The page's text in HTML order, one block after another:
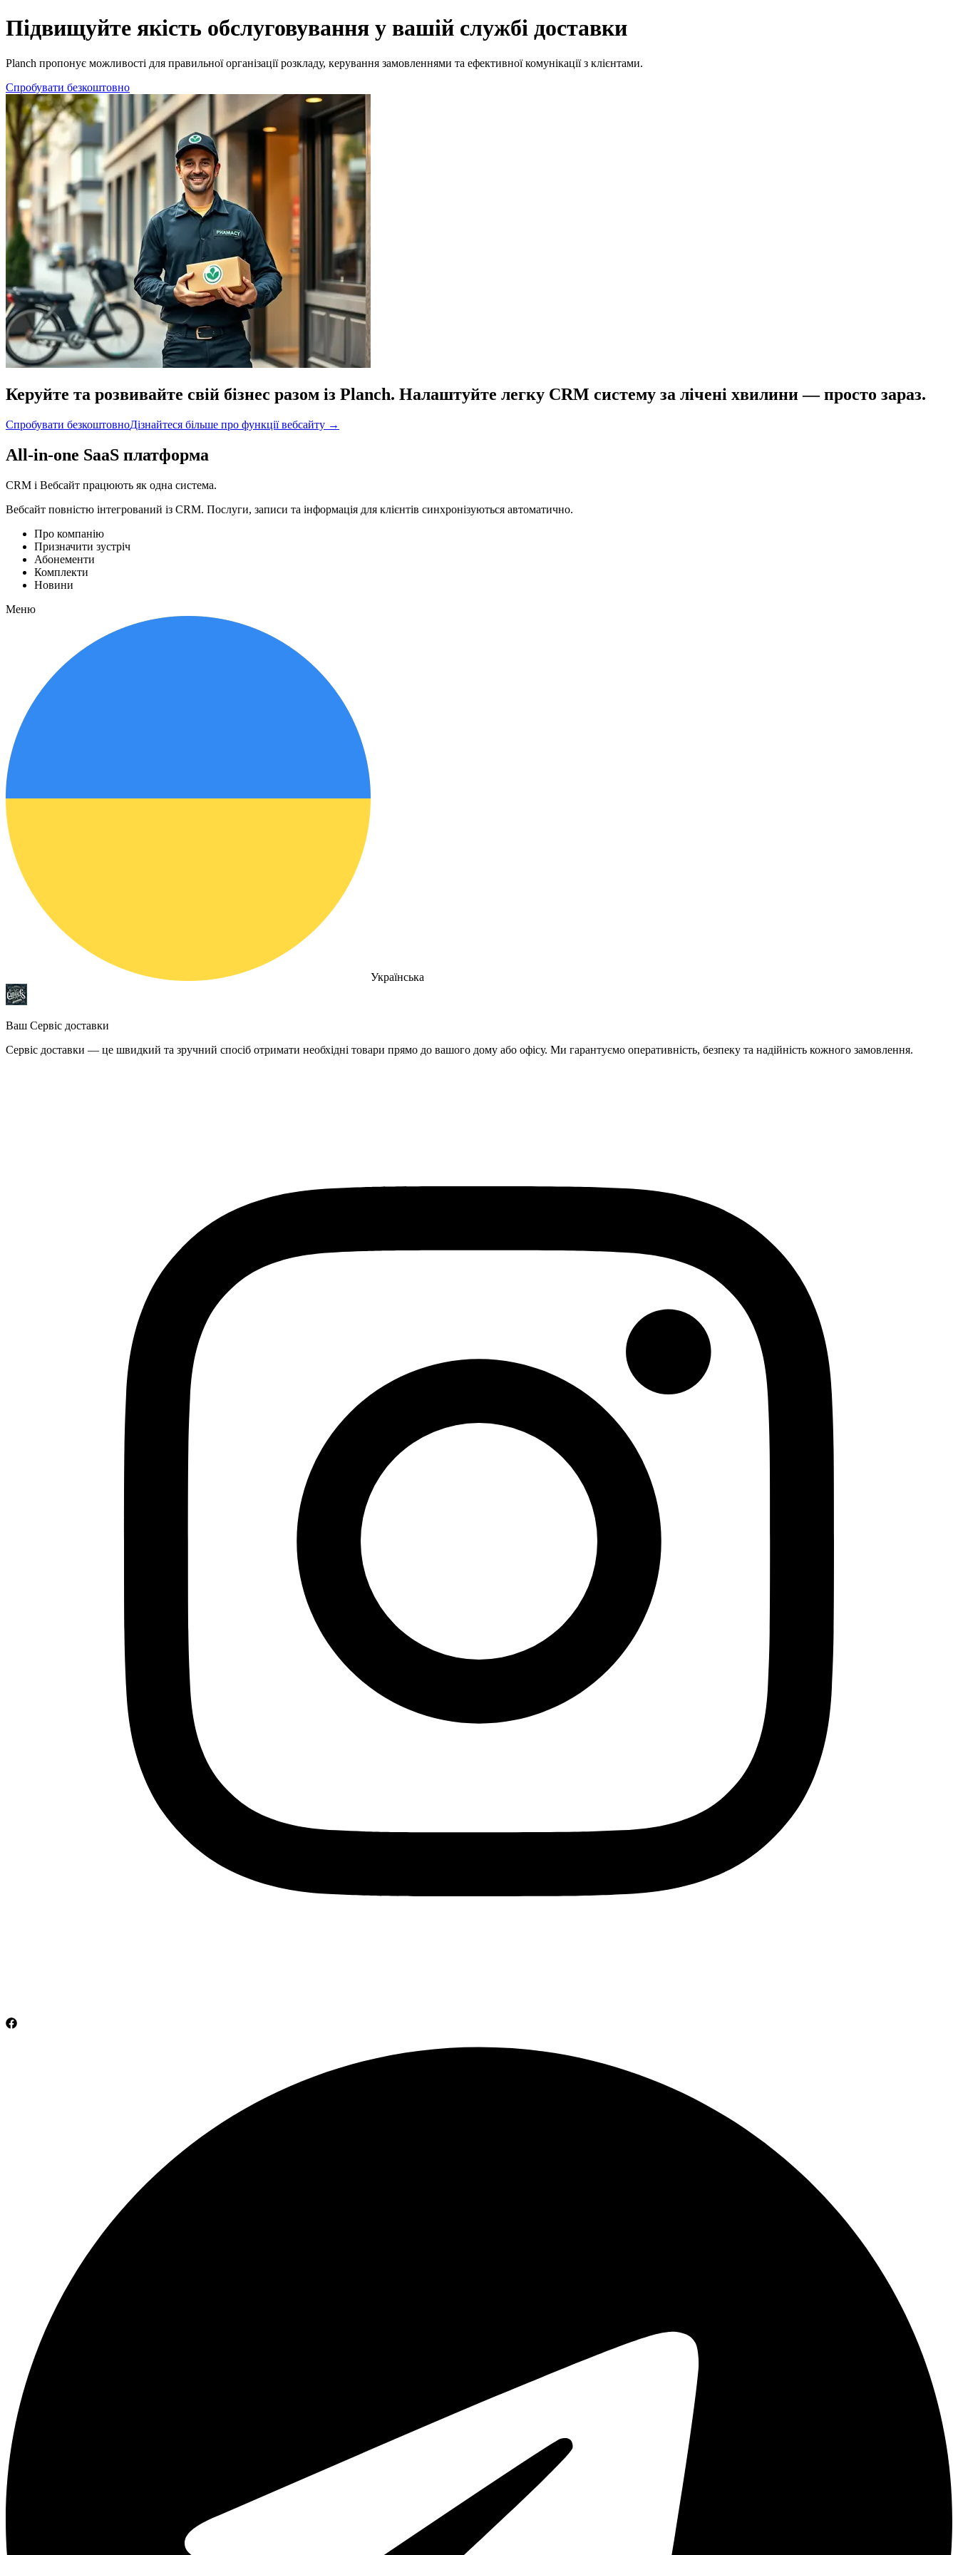
Сучасне програмне забезпечення для служб доставки | Planch
Підвищуйте якість обслуговування у вашій службі доставки
Planch пропонує можливості для правильної організації розкладу, керування замовленнями та ефективної комунікації з клієнтами.
Спробувати безкоштовно
Керуйте та розвивайте свій бізнес разом із Planch. Налаштуйте легку CRM систему за лічені хвилини — просто зараз.
Спробувати безкоштовноДізнайтеся більше про функції вебсайту →
All-in-one SaaS платформа
CRM і Вебсайт працюють як одна система.
Вебсайт повністю інтегрований із CRM. Послуги, записи та інформація для клієнтів синхронізуються автоматично.
Про компанію
Призначити зустріч
Абонементи
Комплекти
Новини
Меню
Українська
Ваш Сервіс доставки
Сервіс доставки — це швидкий та зручний спосіб отримати необхідні товари прямо до вашого дому або офісу. Ми гарантуємо оперативність, безпеку та надійність кожного замовлення.